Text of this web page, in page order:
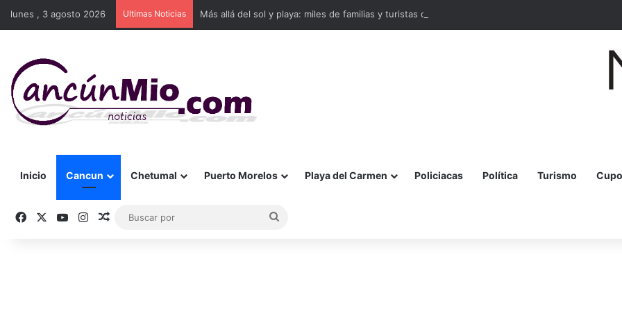
lunes , 3 agosto 2026 Ultimas Noticias Más allá del sol y playa: miles de familias y turistas disfrutan la Festa della Pizza en Malecón
Inicio Cancun Chetumal Puerto Morelos Playa del Carmen Policiacas Política Turismo
Facebook YouTubeInstagramPublicación al azar